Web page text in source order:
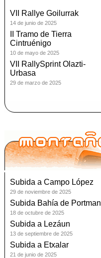
VII Rallye Goilurrak
14 de junio de 2025
II Tramo de Tierra
Cintruénigo
10 de mayo de 2025
VII RallySprint Olazti-
Urbasa
29 de marzo de 2025
Subida a Campo López
29 de noviembre de 2025
Subida Bahía de Portman
18 de octubre de 2025
Subida a Lezáun
13 de septiembre de 2025
Subida a Etxalar
21 de junio de 2025